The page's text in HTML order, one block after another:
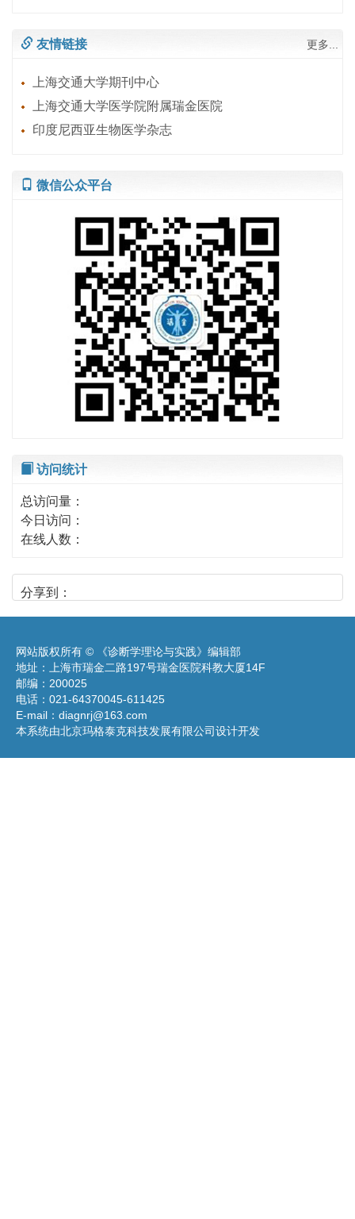
友情链接 更多...
上海交通大学期刊中心
上海交通大学医学院附属瑞金医院
印度尼西亚生物医学杂志
微信公众平台
访问统计
总访问量：
今日访问：
在线人数：
分享到：
网站版权所有 © 《诊断学理论与实践》编辑部
地址：上海市瑞金二路197号瑞金医院科教大厦14F
邮编：200025
电话：021-64370045-611425
E-mail： diagnrj@163.com
本系统由北京玛格泰克科技发展有限公司设计开发